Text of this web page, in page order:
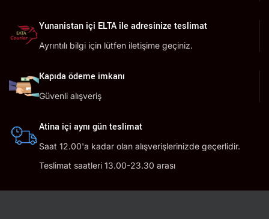
Yunanistan içi ELTA ile adresinize teslimat
Ayrıntılı bilgi için lütfen iletişime geçiniz.
Kapıda ödeme imkanı
Güvenli alışveriş
Atina içi aynı gün teslimat
Saat 12.00'a kadar olan alışverişlerinizde geçerlidir.
Teslimat saatleri 13.00-23.30 arası